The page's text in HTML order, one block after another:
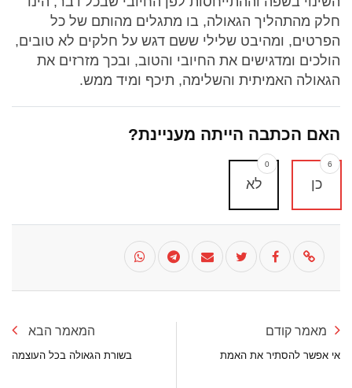
חלק מהתהליך הגאולה, בו מתגלים מהותם של כל
הפרטים, ומהיבט שלילי ששם דגש על חלקים לא טובים,
הולכים ומדגישים את החיובי והטוב, ובכך מזרזים את
הגאולה האמיתית והשלימה, תיכף ומיד ממש.
האם הכתבה הייתה מעניינת?
כן
6
לא
0
מאמר קודם
אי אפשר להסתיר את האמת
המאמר הבא
בשורת הגאולה בכל העוצמה